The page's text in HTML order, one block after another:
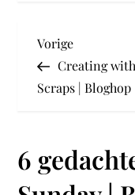
B
e
i
Vorig
bericht
Vorige
Creating with
Scraps | Bloghop
6